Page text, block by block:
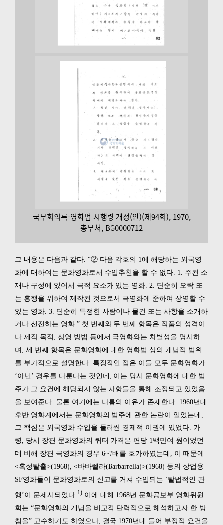
국무회의록-영화법 시행령 개정(안)(제94회), 1970,
총무처, BG0000712
그 내용은 다음과 같다. “② 다음 각호의 1에 해당하는 외국영
화에 대하여는 문화영화로서 수입추천을 할 수 없다. 1. 주된 소
재나 구성에 있어서 극적 요소가 있는 영화. 2. 단순히 오락 또
는 흥행을 위하여 제작된 것으로서 극영화에 준하여 상영할 수
있는 영화. 3. 단순히 특정한 사람이나 물건 또는 사항을 소개하
거나 선전하는 영화.” 첫 번째와 두 번째 항목은 작품의 성격이
나 제작 목적, 상영 방법 등에서 극영화와는 차별성을 명시하
며, 세 번째 항목은 문화영화에 대한 영화법 상의 개념적 범위
를 부가적으로 설명한다. 특징적인 점은 이들 모두 문화영화가
‘아닌’ 경우를 다룬다는 것인데, 이는 당시 문화영화에 대한 범
주가 그 요건에 해당되지 않는 사항들을 통해 조정되고 있었음
을 보여준다. 물론 여기에는 나름의 이유가 존재한다. 1960년대
후반 영화계에서는 문화영화의 범주에 관한 논란이 일었는데,
그 핵심은 외국영화 수입을 둘러싼 경제적 이권에 있었다. 가
령, 당시 장편 문화영화의 쿼터 가격은 편당 1백만여 원이었던
데 비해 장편 극영화의 경우 6~7배를 호가하였는데, 이 때문에
<혹성탈출>(1968), <바바렐라(Barbarrella)>(1968) 등의 상업용
SF영화들이 문화영화로의 신고를 거쳐 수입되는 ‘탈법적인 관
행’이 문제시되었다. 1) 이에 대해 1968년 문화공보부 영화위원
회는 “문화영화의 개념을 비교적 탄력적으로 해석하고자 한 방
침을” 고수하기도 하였으나, 결국 1970년대 들어 부정적 요건을